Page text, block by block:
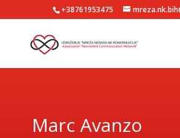
+38761953475
Marc Avanzo